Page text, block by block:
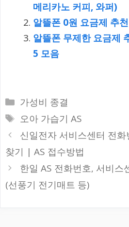
메리카노 커피, 와퍼)
알뜰폰 0원 요금제 추
알뜰폰 무제한 요금제
5 모음
카
테
리
가성비 종결
태
그
오아 가습기 AS
신일전자 서비스센터 전
찾기 | AS 접수방법
한일 AS 전화번호, 서비스
(선풍기 전기매트 등)